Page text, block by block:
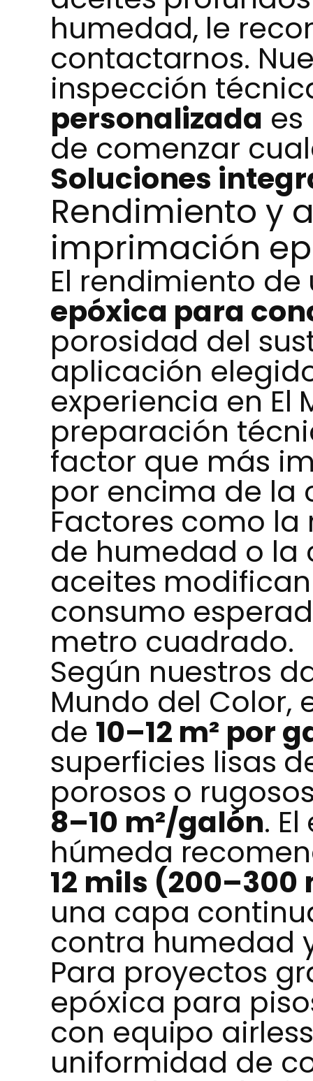
humedad, le
contactarnos.
inspección
personalizada
de comenzar
Soluciones
Rendimiento y
imprimación
El rendimiento
epóxica para
porosidad del
aplicación
experiencia en El
preparación
factor que más
por encima de la
Factores como
de humedad o
aceites
consumo
metro cuadrado.
Según nuestros
Mundo del Color,
de 10–12 m² por
superficies lisas
porosos o
8–10 m²/galón.
húmeda
12 mils
una capa
contra humedad
Para proyectos
epóxica para
con equipo
uniformidad de